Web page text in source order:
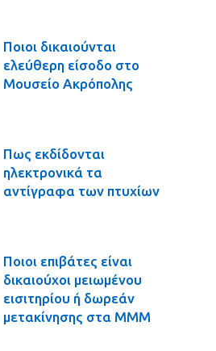
Ποιοι δικαιούνται
ελεύθερη είσοδο στο
Μουσείο Ακρόπολης
Πως εκδίδονται
ηλεκτρονικά τα
αντίγραφα των πτυχίων
Ποιοι επιβάτες είναι
δικαιούχοι μειωμένου
εισιτηρίου ή δωρεάν
μετακίνησης στα ΜΜΜ